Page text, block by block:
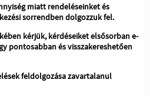
miatt rendeléseinket és
sorrendben dolgozzuk fel.
kérjük, kérdéseiket elsősorban e-
pontosabban és visszakereshetően
feldolgozása zavartalanul